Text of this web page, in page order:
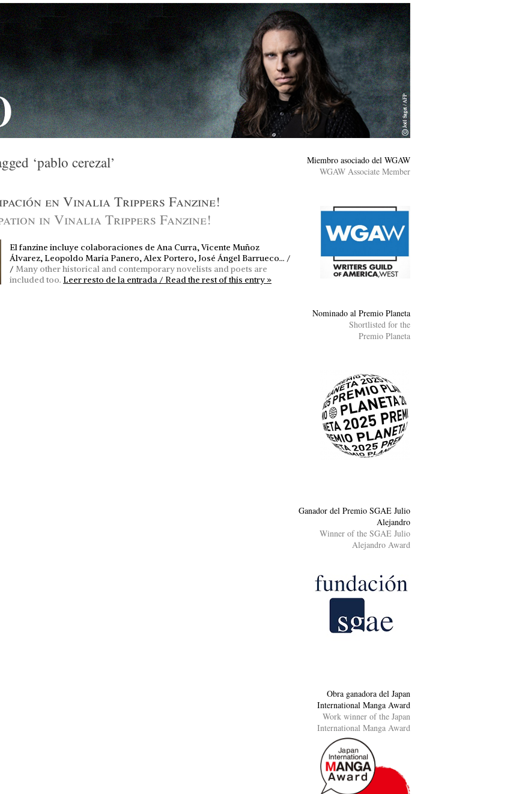
‘pablo cerezal’
en Vinalia Trippers Fanzine!
in Vinalia Trippers Fanzine!
El fanzine incluye colaboraciones de Ana Curra, Vicente Muñoz
Álvarez, Leopoldo María Panero, Alex Portero, José Ángel Barrueco... /
/ Many other historical and contemporary novelists and poets are
included too. Leer resto de la entrada / Read the rest of this entry »
Miembro asociado del WGAW
WGAW Associate Member
Nominado al Premio Planeta
Shortlisted for the
Premio Planeta
Ganador del Premio SGAE Julio
Alejandro
Winner of the SGAE Julio
Alejandro Award
Obra ganadora del Japan
International Manga Award
Work winner of the Japan
International Manga Award